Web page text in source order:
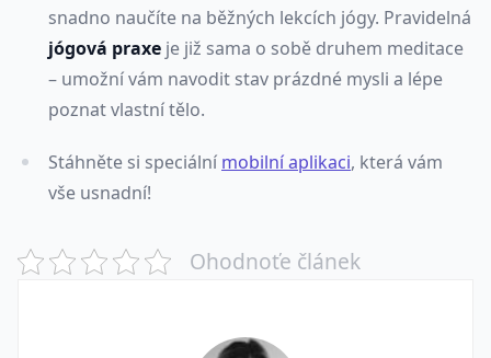
snadno naučíte na běžných lekcích jógy. Pravidelná
jógová praxe je již sama o sobě druhem meditace
– umožní vám navodit stav prázdné mysli a lépe
poznat vlastní tělo.
Stáhněte si speciální mobilní aplikaci, která vám
vše usnadní!
Ohodnoťe článek